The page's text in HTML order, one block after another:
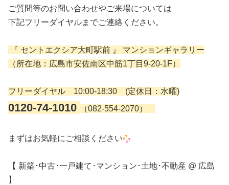
ご質問等のお問い合わせやご来場については
下記フリーダイヤルまでご連絡ください。
『 セントエクシア大町駅前 』 マンションギャラリー
（所在地：広島市安佐南区中筋1丁目9-20-1F）
フリーダイヤル 10:00-18:30 (定休日：水曜)
0120-74-1010 （082-554-2070）
まずはお気軽にご相談ください
【 新築･中古･一戸建て･マンション･土地･不動産 @ 広島
】